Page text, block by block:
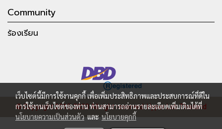
Community
ร้องเรียน
© Copyright 2015-2023 All right reserved.Hyper Lab Thailand
เว็บไซต์นี้มีการใช้งานคุกกี้ เพื่อเพิ่มประสิทธิภาพและประสบการณ์ที่ดีใน
การใช้งานเว็บไซต์ของท่าน ท่านสามารถอ่านรายละเอียดเพิ่มเติมได้ที่
นโยบายความเป็นส่วนตัว และ นโยบายคุกกี้